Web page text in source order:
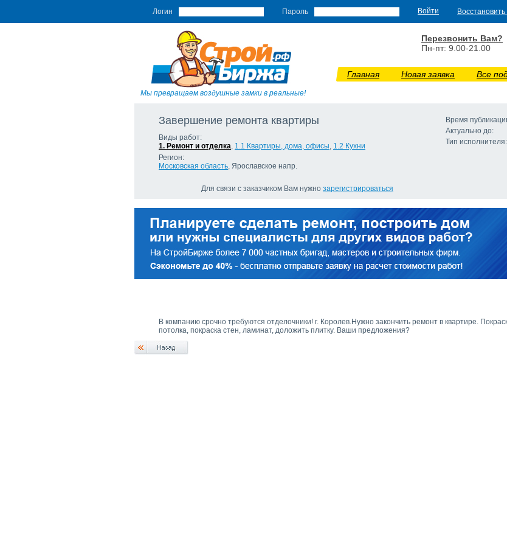
Логин Пароль
Мы превращаем воздушные замки в реальные!
Перезвонить Вам?
Пн-пт: 9.00-21.00
Главная Новая заявка Все
Завершение ремонта квартиры
Виды работ:
1. Ремонт и отделка, 1.1 Квартиры, дома, офисы, 1.2 Кухни
Регион:
Московская область, Ярославское напр.
Время
Актуально до:
Тип исполнителя:
Для связи с заказчиком Вам нужно зарегистрироваться
В компанию срочно требуются отделочники! г. Королев.Нужно закончить ремонт в квартире.
потолка, покраска стен, ламинат, доложить плитку. Ваши предложения?